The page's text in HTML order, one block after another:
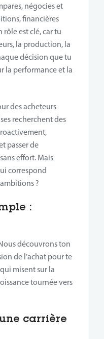
négocies et
financières
est clé, car tu
la production, la
décision que tu
la performance et la
des acheteurs
recherchent des
passer de
effort. Mais
correspond
?
:
découvrons ton
de l’achat pour te
misent sur la
tournée vers
carrière